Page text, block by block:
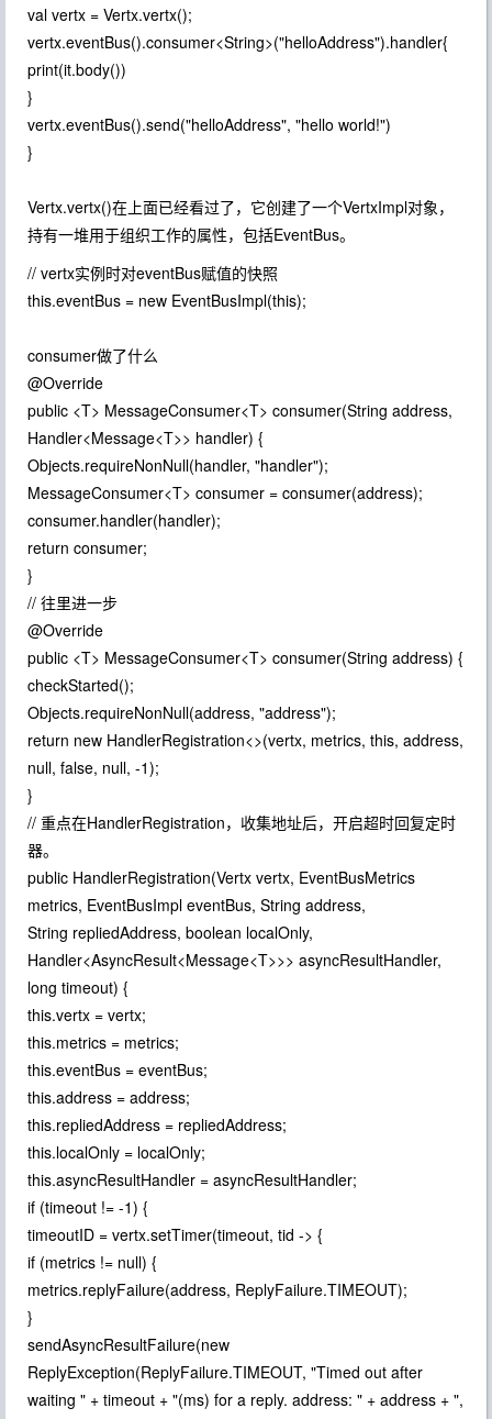
val vertx = Vertx.vertx();
vertx.eventBus().consumer<String>("helloAddress").handler{
print(it.body())
}
vertx.eventBus().send("helloAddress", "hello world!")
}
Vertx.vertx()在上面已经看过了，它创建了一个VertxImpl对象，
持有一堆用于组织工作的属性，包括EventBus。
// vertx实例时对eventBus赋值的快照
this.eventBus = new EventBusImpl(this);
consumer做了什么
@Override
public <T> MessageConsumer<T> consumer(String address,
Handler<Message<T>> handler) {
Objects.requireNonNull(handler, "handler");
MessageConsumer<T> consumer = consumer(address);
consumer.handler(handler);
return consumer;
}
// 往里进一步
@Override
public <T> MessageConsumer<T> consumer(String address) {
checkStarted();
Objects.requireNonNull(address, "address");
return new HandlerRegistration<>(vertx, metrics, this, address,
null, false, null, -1);
}
// 重点在HandlerRegistration，收集地址后，开启超时回复定时
器。
public HandlerRegistration(Vertx vertx, EventBusMetrics
metrics, EventBusImpl eventBus, String address,
String repliedAddress, boolean localOnly,
Handler<AsyncResult<Message<T>>> asyncResultHandler,
long timeout) {
this.vertx = vertx;
this.metrics = metrics;
this.eventBus = eventBus;
this.address = address;
this.repliedAddress = repliedAddress;
this.localOnly = localOnly;
this.asyncResultHandler = asyncResultHandler;
if (timeout != -1) {
timeoutID = vertx.setTimer(timeout, tid -> {
if (metrics != null) {
metrics.replyFailure(address, ReplyFailure.TIMEOUT);
}
sendAsyncResultFailure(new
ReplyException(ReplyFailure.TIMEOUT, "Timed out after
waiting " + timeout + "(ms) for a reply. address: " + address + ",